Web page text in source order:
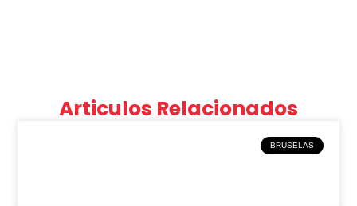
Articulos Relacionados
BRUSELAS